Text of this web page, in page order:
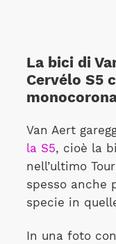
La bici di
Cervélo S5
Van Aert
la S5, cioè la
nell’ultimo
spesso anche
specie in
In una foto